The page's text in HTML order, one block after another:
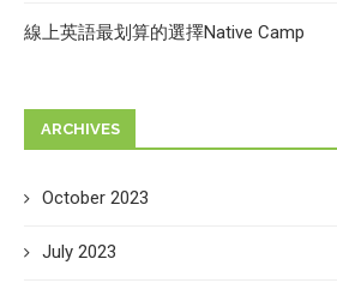
線上英語最划算的選擇Native Camp
ARCHIVES
October 2023
July 2023